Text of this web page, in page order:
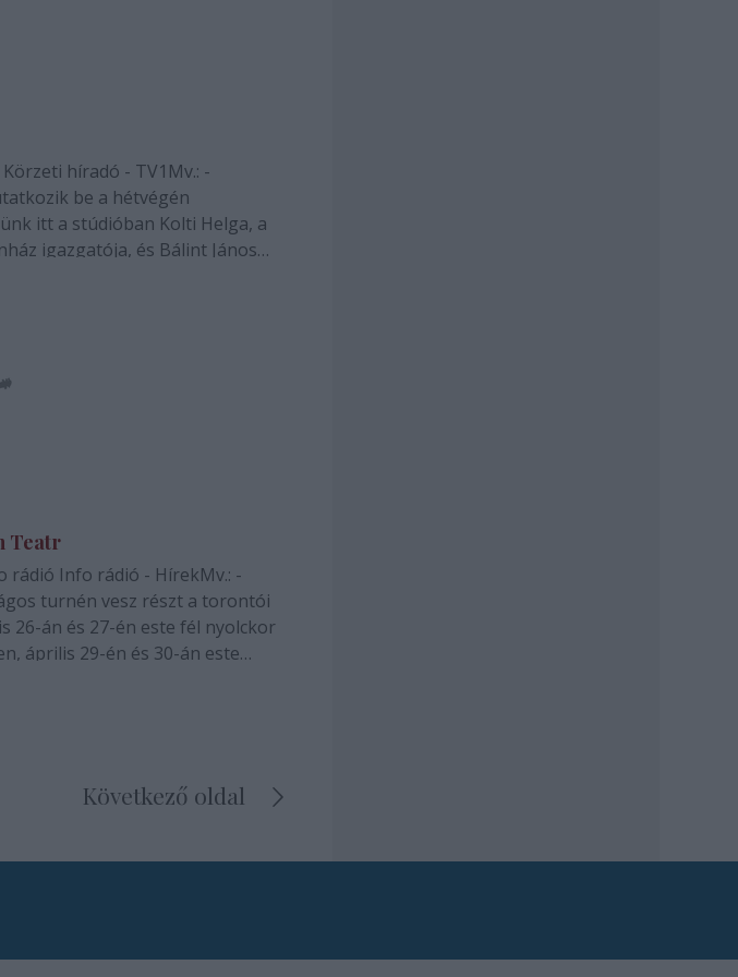
be a hétvégén
itt a stúdióban Kolti Helga, a
igazgatója, és Bálint János
Teatr
HírekMv.: -
turnén vesz részt a torontói
26-án és 27-én este fél nyolckor
április 29-én és 30-án este
Következő oldal